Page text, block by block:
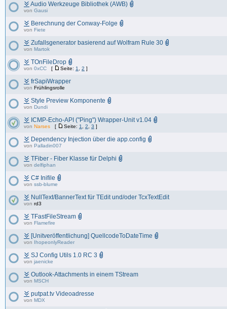
Audio Werkzeuge Bibliothek (AWB)
von Gausi
Berechnung der Conway-Folge
von Fiete
Zufallsgenerator basierend auf Wolfram Rule 30
von Martok
TOnFileDrop
von 0xCC [ Seite: 1 2 ]
frSapiWrapper
von Frühlingsrolle
Style Preview Komponente
von Dundi
ICMP-Echo-API ("Ping") Wrapper-Unit v1.04
von Narses [ Seite: 1 2 3 ]
Dependency Injection über die app.config
von Palladin007
TFiber - Fiber Klasse für Delphi
von delfiphan
C# Inifile
von ssb-blume
NullText/BannerText für TEdit und/oder TcxTextEdit
von rd3
TFastFileStream
von Flamefire
[Unitveröffentlichung] QuellcodeToDateTime
von IhopeonlyReader
SJ Config Utils 1.0 RC 3
von jaenicke
Outlook-Attachments in einem TStream
von MSCH
putpat.tv Videoadresse
von MDX